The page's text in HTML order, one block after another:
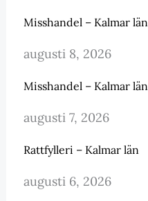
Misshandel – Kalmar län
augusti 8, 2026
Misshandel – Kalmar län
augusti 7, 2026
Rattfylleri – Kalmar län
augusti 6, 2026